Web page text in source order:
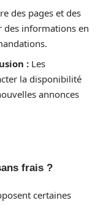
des pages et des
des informations en
: Les
la disponibilité
annonces
frais ?
certaines